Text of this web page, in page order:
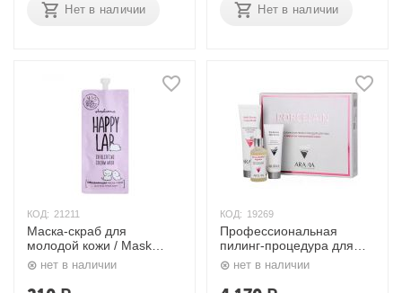
Нет в наличии Нет в наличии
КОД: 21211
Маска-скраб для
молодой кожи / Mask
Scrub Neo, 20 мл. Happy
Lab
нет в наличии
КОД: 19269
Профессиональная
пилинг-процедура для
лица с эффектом
«Фарфоровой кожи»
Aravia
нет в наличии